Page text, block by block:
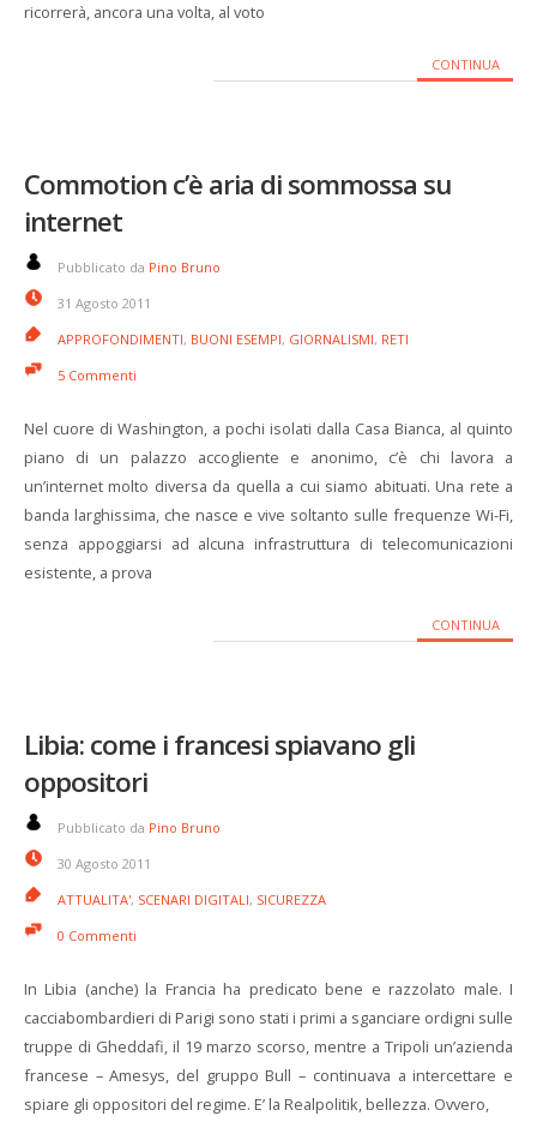
ricorrerà, ancora una volta, al voto
CONTINUA
Commotion c’è aria di sommossa su
internet
Pubblicato da Pino Bruno
31 Agosto 2011
APPROFONDIMENTI, BUONI ESEMPI, GIORNALISMI, RETI
5 Commenti
Nel cuore di Washington, a pochi isolati dalla Casa Bianca, al quinto
piano di un palazzo accogliente e anonimo, c’è chi lavora a
un’internet molto diversa da quella a cui siamo abituati. Una rete a
banda larghissima, che nasce e vive soltanto sulle frequenze Wi-Fi,
senza appoggiarsi ad alcuna infrastruttura di telecomunicazioni
esistente, a prova
CONTINUA
Libia: come i francesi spiavano gli
oppositori
Pubblicato da Pino Bruno
30 Agosto 2011
ATTUALITA', SCENARI DIGITALI, SICUREZZA
0 Commenti
In Libia (anche) la Francia ha predicato bene e razzolato male. I
cacciabombardieri di Parigi sono stati i primi a sganciare ordigni sulle
truppe di Gheddafi, il 19 marzo scorso, mentre a Tripoli un’azienda
francese – Amesys, del gruppo Bull – continuava a intercettare e
spiare gli oppositori del regime. E’ la Realpolitik, bellezza. Ovvero,